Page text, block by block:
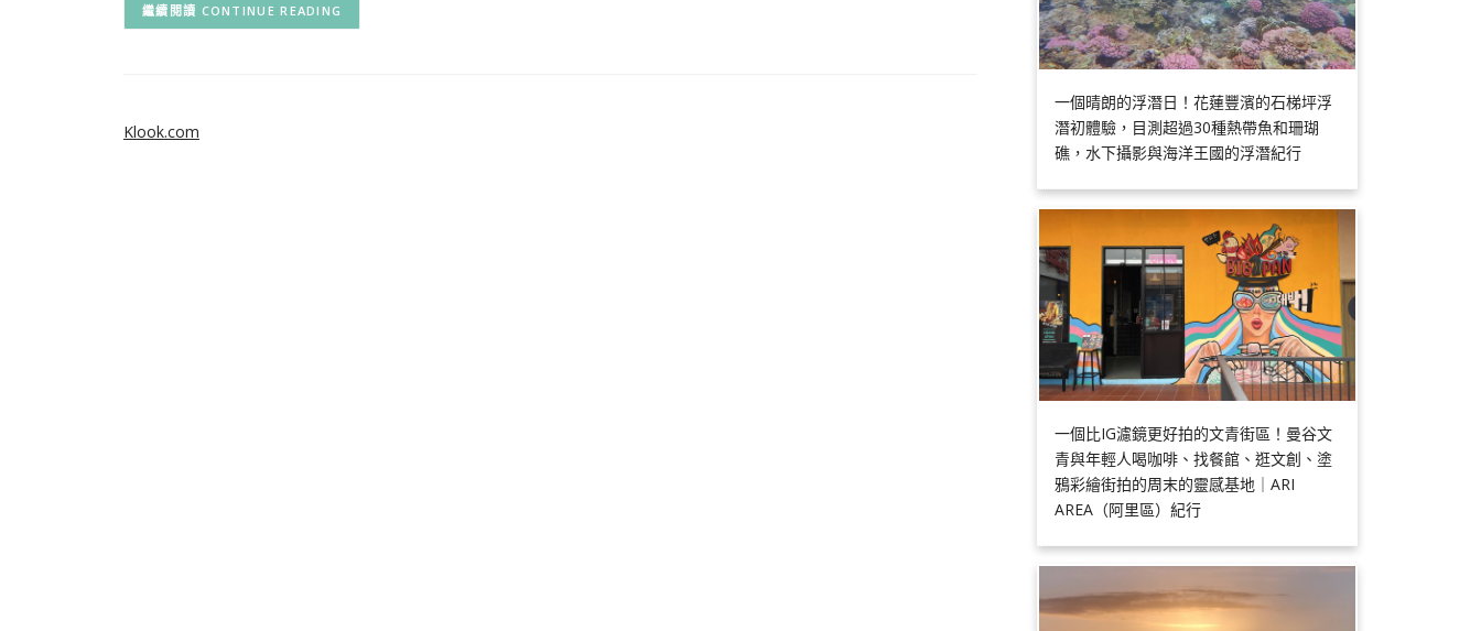
CONTINUE READING
一個晴朗的浮潛日！花蓮豐濱的石梯坪浮
潛初體驗，目測超過30種熱帶魚和珊瑚
礁，水下攝影與海洋王國的浮潛紀行
一個比IG濾鏡更好拍的文青街區！曼谷文
青與年輕人喝咖啡、找餐館、逛文創、塗
鴉彩繪街拍的周末的靈感基地｜ARI
AREA（阿里區）紀行
Klook.com